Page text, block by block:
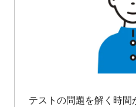
テストの問題を解く時間